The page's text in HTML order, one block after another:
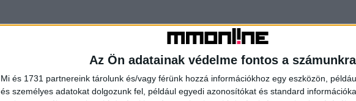
Az Ön adatainak védelme fontos a számunkra
Mi és 1731 partnereink tárolunk és/vagy férünk hozzá információkhoz egy eszközön,
és személyes adatokat dolgozunk fel, például egyedi azonosítókat és standard